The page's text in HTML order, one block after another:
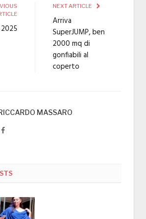
NEXT ARTICLE
Arriva
SuperJUMP, ben
2000 mq di
gonfiabili al
coperto
MASSARO
Facebook